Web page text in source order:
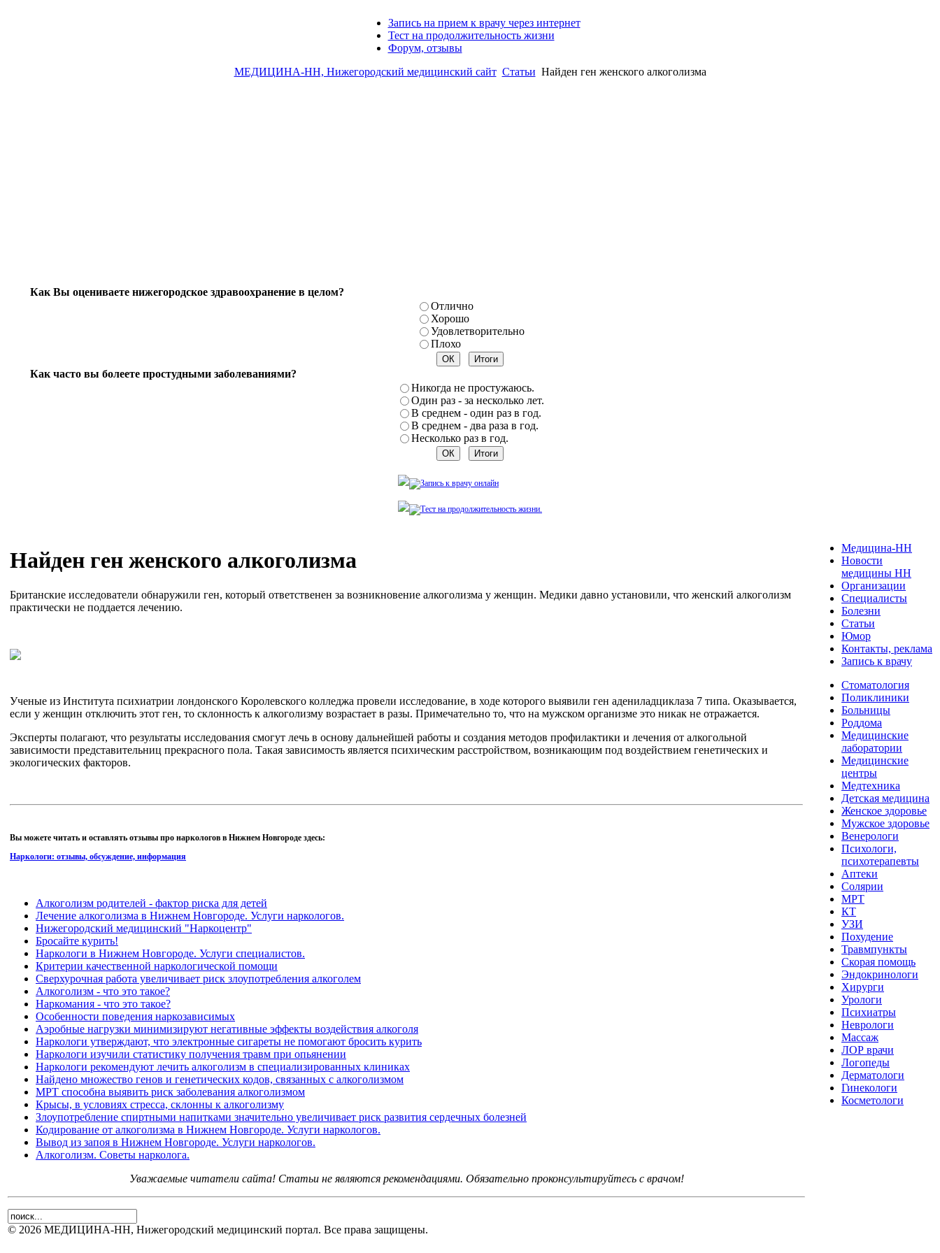
Запись на прием к врачу через интернет
Тест на продолжительность жизни
Форум, отзывы
МЕДИЦИНА-НН, Нижегородский медицинский сайт Статьи Найден ген женского алкоголизма
Как Вы оцениваете нижегородское здравоохранение в целом?
Отлично
Хорошо
Удовлетворительно
Плохо
Как часто вы болеете простудными заболеваниями?
Никогда не простужаюсь.
Один раз - за несколько лет.
В среднем - один раз в год.
В среднем - два раза в год.
Несколько раз в год.
Найден ген женского алкоголизма
Британские исследователи обнаружили ген, который ответственен за возникновение алкоголизма у женщин. Медики давно установили, что женский алкоголизм
практически не поддается лечению.
Ученые из Института психиатрии лондонского Королевского колледжа провели исследование, в ходе которого выявили ген адениладциклаза 7 типа. Оказывается,
если у женщин отключить этот ген, то склонность к алкоголизму возрастает в разы. Примечательно то, что на мужском организме это никак не отражается.
Эксперты полагают, что результаты исследования смогут лечь в основу дальнейшей работы и создания методов профилактики и лечения от алкогольной
зависимости представительниц прекрасного пола. Такая зависимость является психическим расстройством, возникающим под воздействием генетических и
экологических факторов.
Вы можете читать и оставлять отзывы про наркологов в Нижнем Новгороде здесь:
Наркологи: отзывы, обсуждение, информация
Алкоголизм родителей - фактор риска для детей
Лечение алкоголизма в Нижнем Новгороде. Услуги наркологов.
Нижегородский медицинский "Наркоцентр"
Бросайте курить!
Наркологи в Нижнем Новгороде. Услуги специалистов.
Критерии качественной наркологической помощи
Сверхурочная работа увеличивает риск злоупотребления алкоголем
Алкоголизм - что это такое?
Наркомания - что это такое?
Особенности поведения наркозависимых
Аэробные нагрузки минимизируют негативные эффекты воздействия алкоголя
Наркологи утверждают, что электронные сигареты не помогают бросить курить
Наркологи изучили статистику получения травм при опьянении
Наркологи рекомендуют лечить алкоголизм в специализированных клиниках
Найдено множество генов и генетических кодов, связанных с алкоголизмом
МРТ способна выявить риск заболевания алкоголизмом
Крысы, в условиях стресса, склонны к алкоголизму
Злоупотребление спиртными напитками значительно увеличивает риск развития сердечных болезней
Кодирование от алкоголизма в Нижнем Новгороде. Услуги наркологов.
Вывод из запоя в Нижнем Новгороде. Услуги наркологов.
Алкоголизм. Советы нарколога.
Уважаемые читатели сайта! Статьи не являются рекомендациями. Обязательно проконсультируйтесь с врачом!
© 2026 МЕДИЦИНА-НН, Нижегородский медицинский портал. Все права защищены.
Медицина-НН
Новости
медицины НН
Организации
Специалисты
Болезни
Статьи
Юмор
Контакты, реклама
Запись к врачу
Стоматология
Поликлиники
Больницы
Роддома
Медицинские
лаборатории
Медицинские
центры
Медтехника
Детская медицина
Женское здоровье
Мужское здоровье
Венерологи
Психологи,
психотерапевты
Аптеки
Солярии
МРТ
КТ
УЗИ
Похудение
Травмпункты
Скорая помощь
Эндокринологи
Хирурги
Урологи
Психиатры
Неврологи
Массаж
ЛОР врачи
Логопеды
Дерматологи
Гинекологи
Косметологи